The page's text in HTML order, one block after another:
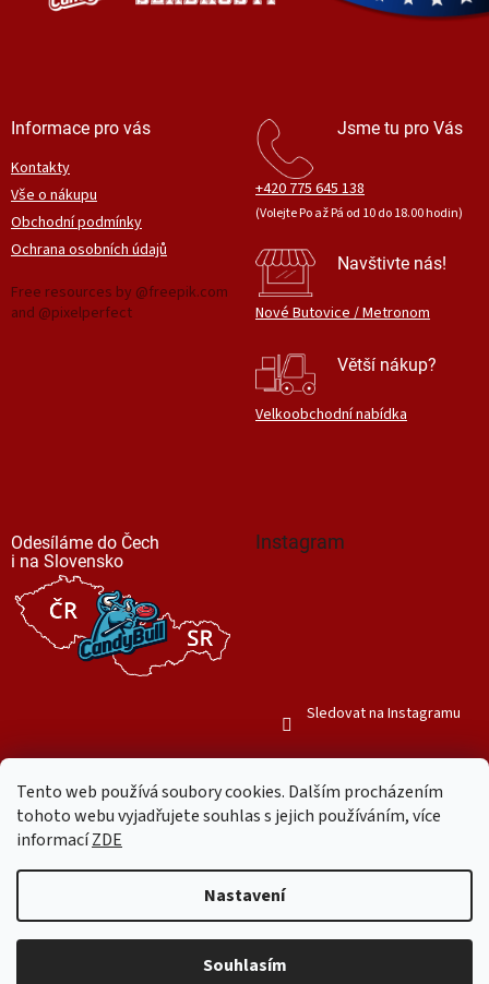
Tento web používá soubory cookies. Dalším procházením
tohoto webu vyjadřujete souhlas s jejich používáním, více
informacíZDE
Nastavení
Souhlasím
Informace pro vás
Kontakty
Vše o nákupu
Obchodní podmínky
Ochrana osobních údajů
Free resources by @freepik.com
and @pixelperfect
Jsme tu pro Vás
+420 775 645 138
(Volejte Po až Pá od 10 do 18.00 hodin)
Navštivte nás!
Nové Butovice / Metronom
Větší nákup?
Velkoobchodní nabídka
Odesíláme do Čech
i na Slovensko
Instagram
Sledovat na Instagramu
Copyright 2026Mr. Candy Bull. Všechna práva vyhrazena.Upravit
nastavení cookies